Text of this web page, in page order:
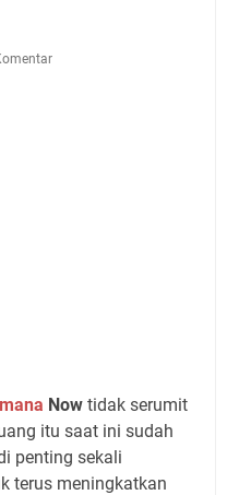
Now tidak serumit
itu saat ini sudah
penting sekali
terus meningkatkan